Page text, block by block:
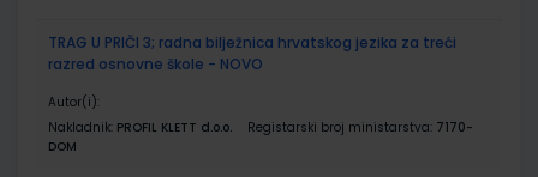
TRAG U PRIČI 3; radna bilježnica hrvatskog jezika za treći
razred osnovne škole - NOVO
Autor(i):
Nakladnik: PROFIL KLETT d.o.o. Registarski broj ministarstva: 7170-
DOM